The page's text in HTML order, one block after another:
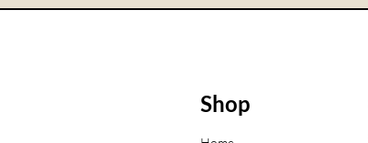
Shop